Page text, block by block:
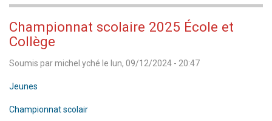
d'interclubs
Championnat scolaire 2025 École et
Collège
Soumis parmichel.yché le lun, 09/12/2024 - 20:47
Jeunes
Championnat scolair